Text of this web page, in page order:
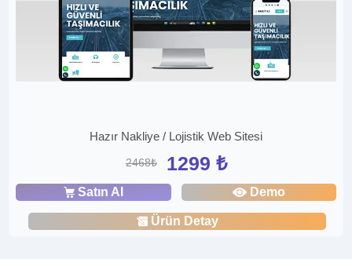
Hazır Nakliye / Lojistik Web Sitesi
2468₺ 1299 ₺
Satın Al Demo
Ürün Detay